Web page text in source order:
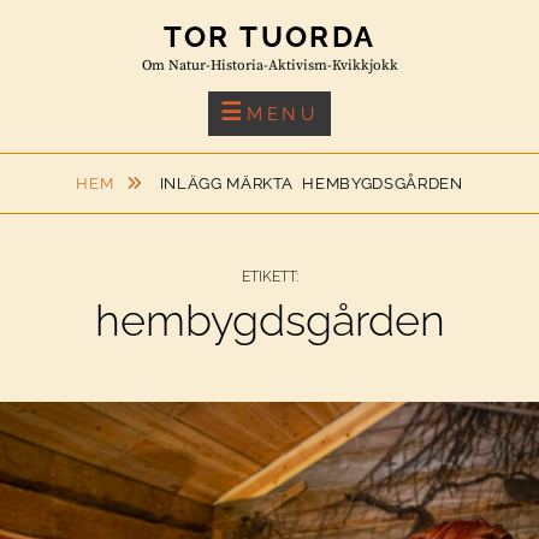
TOR TUORDA
Om Natur-Historia-Aktivism-Kvikkjokk
MENU
HEM INLÄGG MÄRKTA HEMBYGDSGÅRDEN
ETIKETT:
hembygdsgården